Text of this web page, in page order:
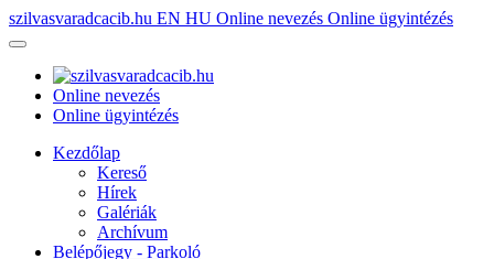
szilvasvaradcacib.hu EN HU Online nevezés Online ügyintézés
Online nevezés
Online ügyintézés
Kezdőlap
Kereső
Hírek
Galériák
Archívum
Belépőjegy - Parkoló